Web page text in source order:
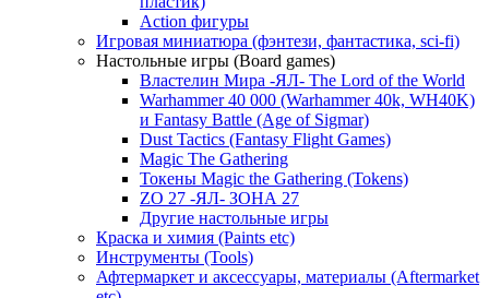
Action фигуры
Игровая миниатюра (фэнтези, фантастика, sci-fi)
Настольные игры (Board games)
Властелин Мира -ЯЛ- The Lord of the World
Warhammer 40 000 (Warhammer 40k, WH40K)
и Fantasy Battle (Age of Sigmar)
Dust Tactics (Fantasy Flight Games)
Magic The Gathering
Токены Magic the Gathering (Tokens)
ZO 27 -ЯЛ- ЗОНА 27
Другие настольные игры
Краска и химия (Paints etc)
Инструменты (Tools)
Афтермаркет и аксессуары, материалы (Aftermarket